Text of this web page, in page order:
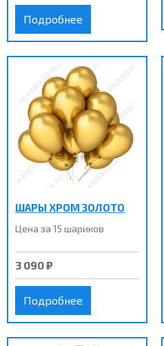
Подробнее
ШАРЫ ХРОМ ЗОЛОТО
Цена за 15 шариков
3 090 ₽
Подробнее